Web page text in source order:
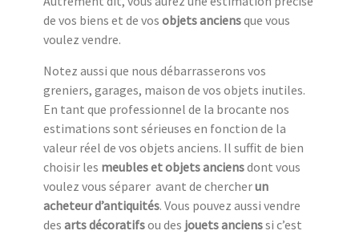
de vos biens et de vos objets anciensque vous
voulez vendre.
Notez aussi que nous débarrasserons vos
greniers, garages, maison de vos objets inutiles.
En tant que professionnel de la brocante nos
estimations sont sérieuses en fonction de la
valeur réel de vos objets anciens. Il suffit de bien
choisir les meubles et objets anciensdont vous
voulez vous séparer avant de chercherun
acheteur d’antiquités. Vous pouvez aussi vendre
des arts décoratifsou des jouets ancienssi c’est